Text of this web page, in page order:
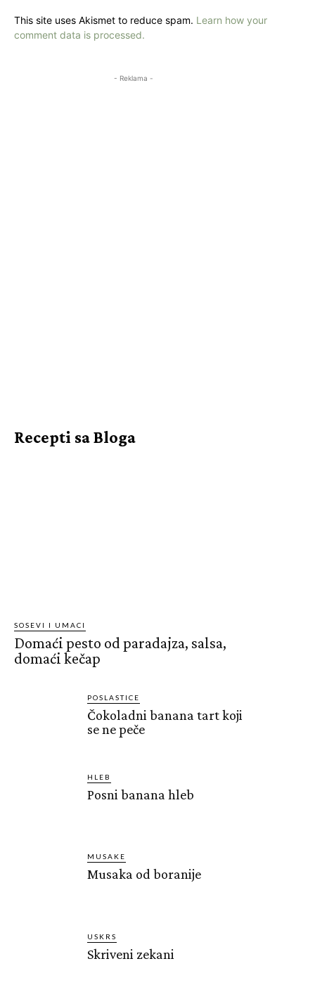
This site uses Akismet to reduce spam. Learn how your
comment data is processed.
- Reklama -
Recepti sa Bloga
SOSEVI I UMACI
Domaći pesto od paradajza, salsa,
domaći kečap
POSLASTICE
Čokoladni banana tart koji
se ne peče
HLEB
Posni banana hleb
MUSAKE
Musaka od boranije
USKRS
Skriveni zekani